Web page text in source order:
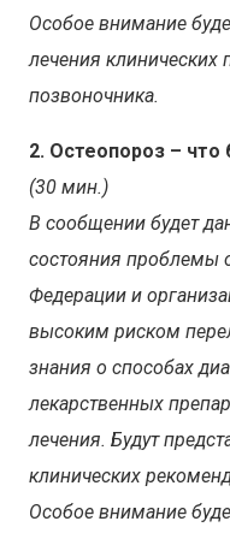
Особое внимание
лечения клинических
позвоночника.
2. Остеопороз – что
(30 мин.)
В сообщении будет
состояния проблемы
Федерации и
высоким риском
знания о способах
лекарственных
лечения. Будут
клинических
Особое внимание